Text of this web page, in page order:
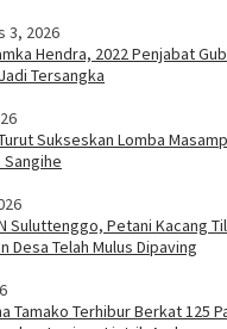
3, 2026
Hendra, 2022 Penjabat
Tersangka
Sukseskan Lomba
Suluttenggo, Petani Kacang
Desa Telah Mulus Dipaving
Tamako Terhibur Berkat 125